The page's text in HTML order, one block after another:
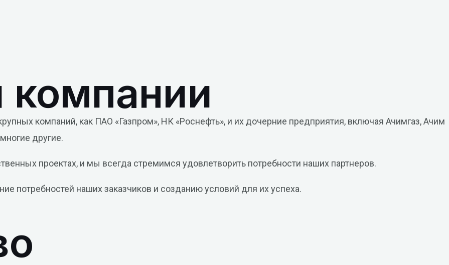
компаний, как ПАО «Газпром», НК «Роснефть», и их дочерние предприятия, включая Ачимгаз, Ачим
другие.
проектах, и мы всегда стремимся удовлетворить потребности наших партнеров.
потребностей наших заказчиков и созданию условий для их успеха.